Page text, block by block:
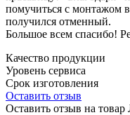
помучиться с монтажом
получился отменный.
Большое всем спасибо!
Качество продукции
Уровень сервиса
Срок изготовления
Оставить отзыв
Оставить отзыв на товар